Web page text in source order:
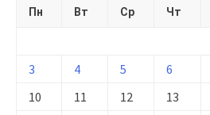
Пн Вт Ср Чт
3
4 5 6
10
11 12 13